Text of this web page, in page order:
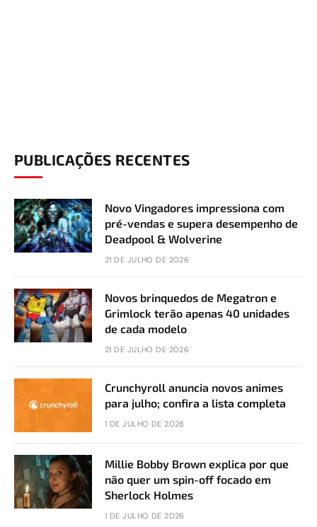
PUBLICAÇÕES RECENTES
Novo Vingadores impressiona com
pré-vendas e supera desempenho de
Deadpool & Wolverine
21 DE JULHO DE 2026
Novos brinquedos de Megatron e
Grimlock terão apenas 40 unidades
de cada modelo
21 DE JULHO DE 2026
Crunchyroll anuncia novos animes
para julho; confira a lista completa
1 DE JULHO DE 2026
Millie Bobby Brown explica por que
não quer um spin-off focado em
Sherlock Holmes
1 DE JULHO DE 2026